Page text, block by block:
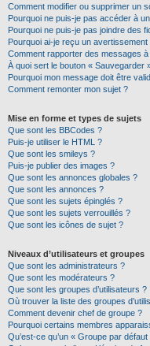
Comment modifier ou supprimer un
Pourquoi ne puis-je pas accéder à
Pourquoi ne puis-je pas joindre des
Pourquoi ai-je reçu un avertissement
Comment rapporter des messages
À quoi sert le bouton « Sauvegarder
Pourquoi mon message doit être
Comment remonter mon sujet ?
Mise en forme et types de sujets
Que sont les BBCodes ?
Puis-je utiliser le HTML ?
Que sont les smileys ?
Puis-je publier des images ?
Que sont les annonces globales ?
Que sont les annonces ?
Que sont les sujets épinglés ?
Que sont les sujets verrouillés ?
Que sont les icônes de sujet ?
Niveaux d’utilisateurs et groupes
Que sont les administrateurs ?
Que sont les modérateurs ?
Que sont les groupes d’utilisateurs ?
Où trouver la liste des groupes
Comment devenir chef de groupe ?
Pourquoi certains membres
Qu’est-ce qu’un « Groupe par défaut